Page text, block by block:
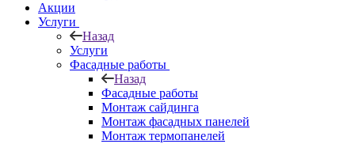
Акции
Услуги
Назад
Услуги
Фасадные работы
Назад
Фасадные работы
Монтаж сайдинга
Монтаж фасадных панелей
Монтаж термопанелей